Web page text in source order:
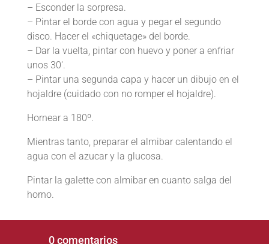
– Esconder la sorpresa.
– Pintar el borde con agua y pegar el segundo
disco. Hacer el «chiquetage» del borde.
– Dar la vuelta, pintar con huevo y poner a enfriar
unos 30′.
– Pintar una segunda capa y hacer un dibujo en el
hojaldre (cuidado con no romper el hojaldre).
Hornear a 180º.
Mientras tanto, preparar el almibar calentando el
agua con el azucar y la glucosa.
Pintar la galette con almibar en cuanto salga del
horno.
0 comentarios